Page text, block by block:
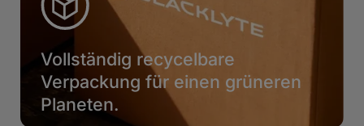
Vollständig recycelbare
Verpackung für einen grüneren
Planeten.